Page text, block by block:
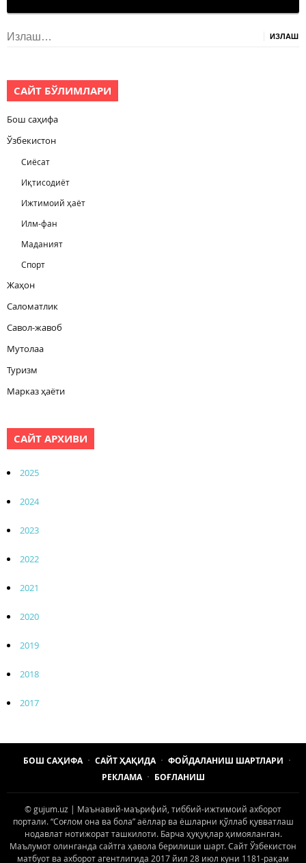
Излаш:
САЙТ БЎЛИМЛАРИ
Бош саҳифа
Ўзбекистон
Сиёсат
Иқтисодиёт
Ижтимоий ҳаёт
Илм-фан
Маданият
Спорт
Жаҳон
Саломатлик
Савол-жавоб
Мутолаа
Туризм
Марказ ҳаёти
САЙТ АРХИВИ
2025
2024
2023
2022
2021
2020
2019
2018
2017
БОШ САҲИФА САЙТ ҲАҚИДА
ФОЙДАЛАНИШ ШАРТЛАРИ
РЕКЛАМА
БОҒЛАНИШ
© gujum.uz | Маънавий-маърифий, тиббий-ижтимоий ахборот
портали. “Соғлом она ва бола” аёллар ва ёшларни қўллаб қувватлаш
нодавлат нотижорат ташкилоти. Барча ҳуқуқлар ҳимояланган.
Маълумот олинганда сайтга ҳавола берилиши шарт. Сайт Ўзбекистон
матбуот ва ахборот агентлигида 2017 йил 28 июл куни 1181-рақам